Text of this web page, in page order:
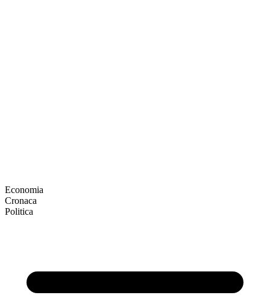
Economia
Cronaca
Politica